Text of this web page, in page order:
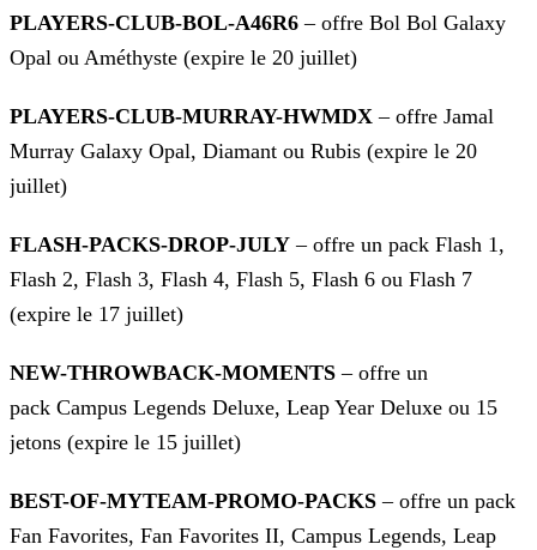
PLAYERS-CLUB-BOL-A46R6 – offre Bol Bol Galaxy
Opal ou Améthyste (expire le 20 juillet)
PLAYERS-CLUB-MURRAY-HWMDX – offre Jamal
Murray Galaxy Opal, Diamant ou Rubis (expire le 20
juillet)
FLASH-PACKS-DROP-JULY – offre un pack Flash 1,
Flash 2, Flash 3, Flash 4, Flash 5, Flash 6 ou Flash 7
(expire le 17 juillet)
NEW-THROWBACK-MOMENTS – offre un
pack Campus Legends Deluxe, Leap Year Deluxe ou 15
jetons (expire le 15 juillet)
BEST-OF-MYTEAM-PROMO-PACKS – offre un pack
Fan Favorites, Fan Favorites II, Campus Legends, Leap